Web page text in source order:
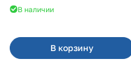
В наличии
В корзину